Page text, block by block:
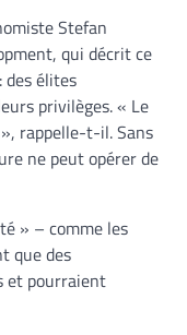
Stefan
qui décrit ce
des élites
privilèges. « Le
rappelle-t-il. Sans
ne peut opérer de
» – comme les
que des
et pourraient